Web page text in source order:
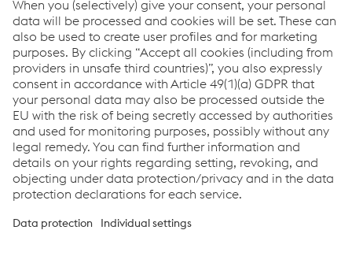
Špička mezi svodidly
N aše odzkoušené záchytné systémy vozidel s označením
CE pro vás zajišťují větší pasivní bezpečnost na evropských
silnicích a přispívají tak k ochraně lidských životů.
Silniční svodidlové systémy
Links
Kariéra
Všeobecné obchodní podmínky
Compliance